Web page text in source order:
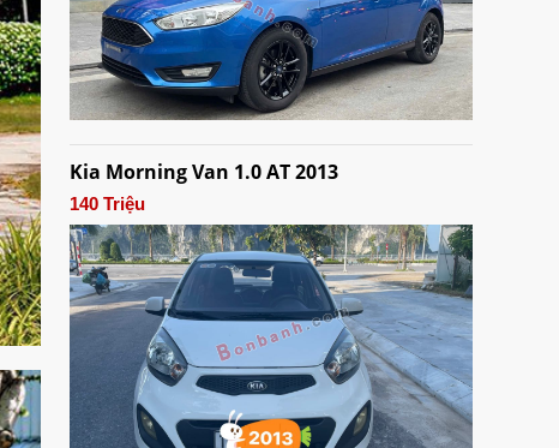
Kia Morning Van 1.0 AT 2013
140 Triệu